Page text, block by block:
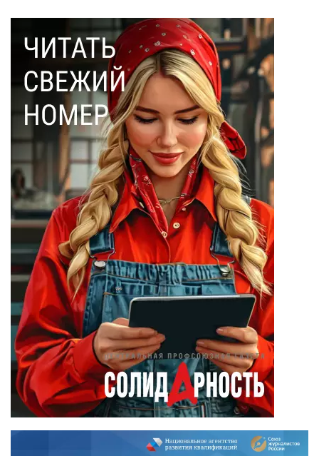
Монте-Кристо(40)
Ольга Соловьева
(28)
Эдмон Дантес(28)
Наталья Кочемина
(23)
Вадим Барабанов
(18)
Дмитрий Чуйков
(18)
Камиль Айсин (18)
Александр
Запесоцкий(16)
Александр
Боданин(15)
Алена Беллис(15)
Александр
Илларионов(14)